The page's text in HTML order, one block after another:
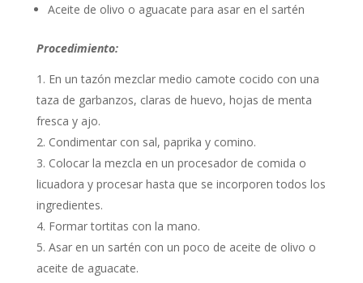
Aceite de olivo o aguacate para asar en el sartén
Procedimiento:
En un tazón mezclar medio camote cocido con una
taza de garbanzos, claras de huevo, hojas de menta
fresca y ajo.
Condimentar con sal, paprika y comino.
Colocar la mezcla en un procesador de comida o
licuadora y procesar hasta que se incorporen todos los
ingredientes.
Formar tortitas con la mano.
Asar en un sartén con un poco de aceite de olivo o
aceite de aguacate.